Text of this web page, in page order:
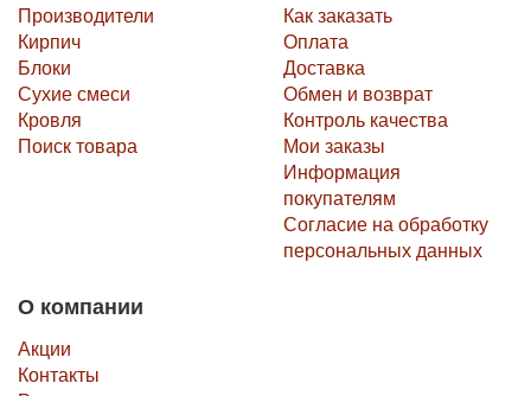
Производители
Кирпич
Блоки
Сухие смеси
Кровля
Поиск товара
Как заказать
Оплата
Доставка
Обмен и возврат
Контроль качества
Мои заказы
Информация
покупателям
Согласие на обработку
персональных данных
О компании
Акции
Контакты